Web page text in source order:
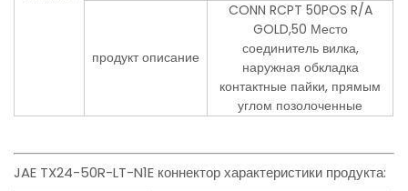
продукт описание
CONN RCPT 50POS R/A
GOLD,50 Место
соединитель вилка,
наружная обкладка
контактные пайки, прямым
углом позолоченные
JAE TX24-50R-LT-N1E коннектор характеристики продукта: